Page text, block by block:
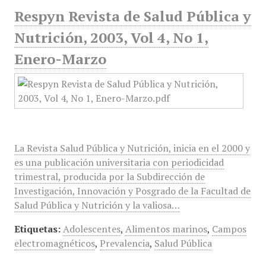
Respyn Revista de Salud Pública y
Nutrición, 2003, Vol 4, No 1,
Enero-Marzo
La Revista Salud Pública y Nutrición, inicia en el 2000 y
es una publicación universitaria con periodicidad
trimestral, producida por la Subdirección de
Investigación, Innovación y Posgrado de la Facultad de
Salud Pública y Nutrición y la valiosa…
Etiquetas: Adolescentes, Alimentos marinos, Campos
electromagnéticos, Prevalencia, Salud Pública